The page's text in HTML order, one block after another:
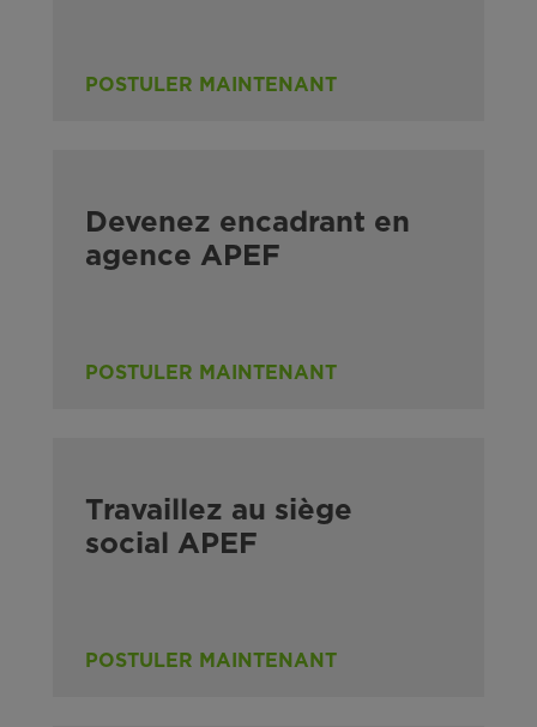
POSTULER MAINTENANT
Devenez encadrant en
agence APEF
POSTULER MAINTENANT
Travaillez au siège
social APEF
POSTULER MAINTENANT